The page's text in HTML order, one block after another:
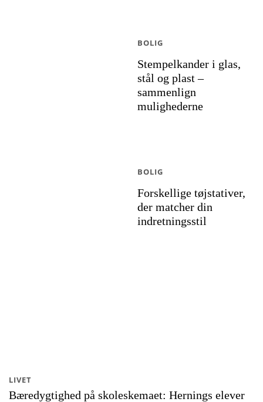
Stempelkander i glas,
stål og plast –
sammenlign
mulighederne
BOLIG
Forskellige tøjstativer,
der matcher din
indretningsstil
BOLIG
Bæredygtighed på skoleskemaet: Hernings elever
LIVET